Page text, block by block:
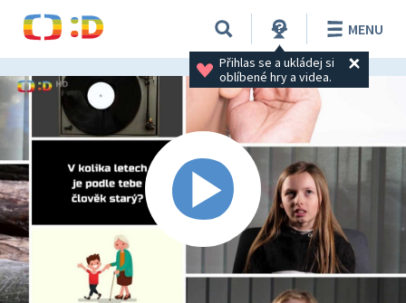
Přihlas se a ukládej si
oblíbené hry a videa.
MENU